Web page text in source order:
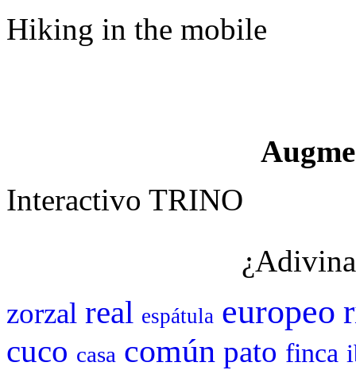
Hiking in the mobile
Interactivo TRINO
zorzal real espátula europeo
cuco casa común pato finca